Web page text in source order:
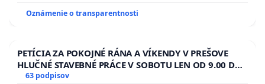
Oznámenie o transparentnosti
PETÍCIA ZA POKOJNÉ RÁNA A VÍKENDY V PREŠOVE
HLUČNÉ STAVEBNÉ PRÁCE V SOBOTU LEN OD 9.00 DO
13.00 HOD., CEZ PRACOVNÝ TÝŽDEŇ CIEĽ 8.00 – 18.00
63 podpisov